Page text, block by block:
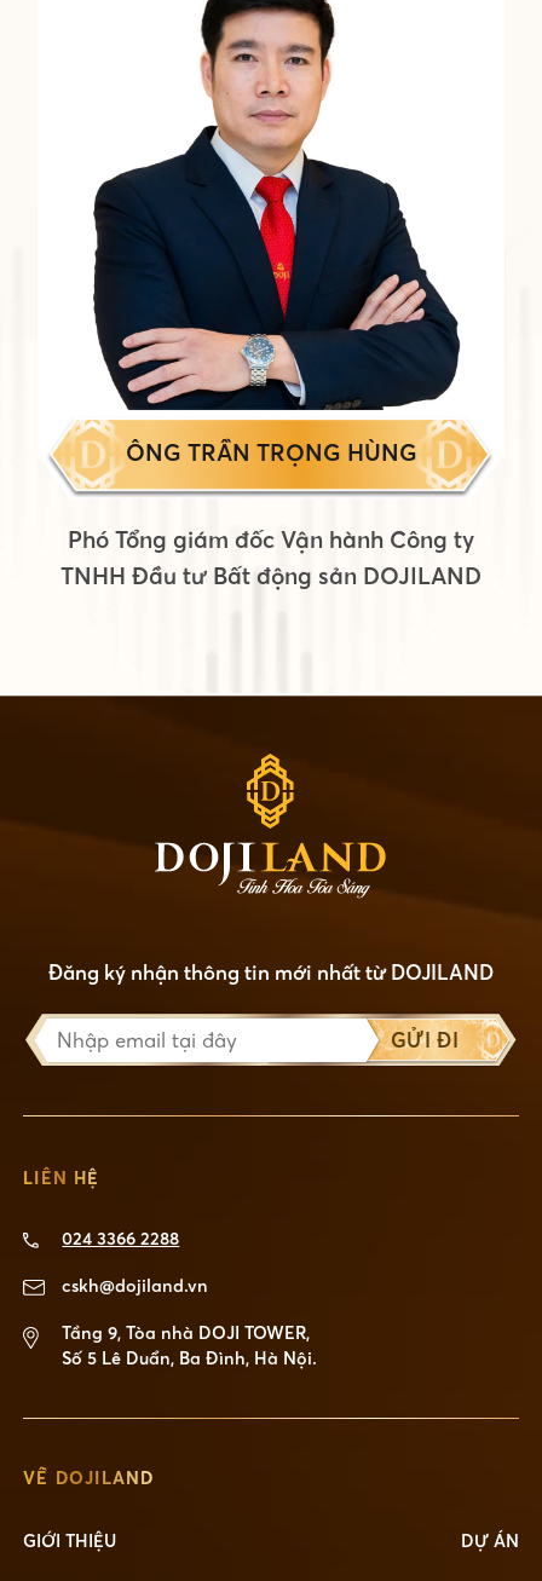
ÔNG TRẦN TRỌNG HÙNG
Phó Tổng giám đốc Vận hành Công ty
TNHH Đầu tư Bất động sản DOJILAND
VỀ DOJILAND
GIỚI THIỆU DỰ ÁN
LIÊN HỆ
024 3366 2288
cskh@dojiland.vn
Tầng 9, Tòa nhà DOJI TOWER,
Số 5 Lê Duẩn, Ba Đình, Hà Nội.
Đăng ký nhận thông tin mới nhất từ DOJILAND
GỬI ĐI